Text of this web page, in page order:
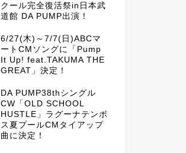
クール完全復活祭in日本武
道館 DA PUMP出演！
6/27(木)～7/7(日)ABCマ
ートCMソングに「Pump
It Up! feat.TAKUMA THE
GREAT」決定！
DA PUMP38thシングル
CW「OLD SCHOOL
HUSTLE」ラグーナテンボ
ス夏プールCMタイアップ
曲に決定！